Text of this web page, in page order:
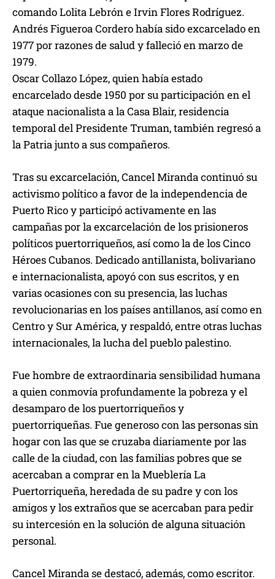
comando Lolita Lebrón e Irvin Flores Rodríguez.
Andrés Figueroa Cordero había sido excarcelado en
1977 por razones de salud y falleció en marzo de
1979.
Oscar Collazo López, quien había estado
encarcelado desde 1950 por su participación en el
ataque nacionalista a la Casa Blair, residencia
temporal del Presidente Truman, también regresó a
la Patria junto a sus compañeros.
Tras su excarcelación, Cancel Miranda continuó su
activismo político a favor de la independencia de
Puerto Rico y participó activamente en las
campañas por la excarcelación de los prisioneros
políticos puertorriqueños, así como la de los Cinco
Héroes Cubanos. Dedicado antillanista, bolivariano
e internacionalista, apoyó con sus escritos, y en
varias ocasiones con su presencia, las luchas
revolucionarias en los países antillanos, así como en
Centro y Sur América, y respaldó, entre otras luchas
internacionales, la lucha del pueblo palestino.
Fue hombre de extraordinaria sensibilidad humana
a quien conmovía profundamente la pobreza y el
desamparo de los puertorriqueños y
puertorriqueñas. Fue generoso con las personas sin
hogar con las que se cruzaba diariamente por las
calle de la ciudad, con las familias pobres que se
acercaban a comprar en la Mueblería La
Puertorriqueña, heredada de su padre y con los
amigos y los extraños que se acercaban para pedir
su intercesión en la solución de alguna situación
personal.
Cancel Miranda se destacó, además, como escritor.